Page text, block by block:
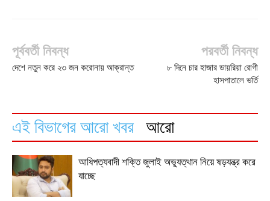
পূর্ববর্তী নিবন্ধ
দেশে নতুন করে ২৩ জন করোনায় আক্রান্ত
পরবর্তী নিবন্ধ
৮ দিনে চার হাজার ডায়রিয়া রোগী
হাসপাতালে ভর্তি
এই বিভাগের আরো খবর আরো
আধিপত্যবাদী শক্তি জুলাই অভ্যুত্থান নিয়ে ষড়যন্ত্র করে
যাচ্ছে